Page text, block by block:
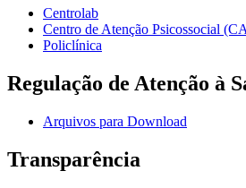
Centrolab
Centro de Atenção Psicossocial
Policlínica
Regulação de Atenção à
Arquivos para Download
Transparência